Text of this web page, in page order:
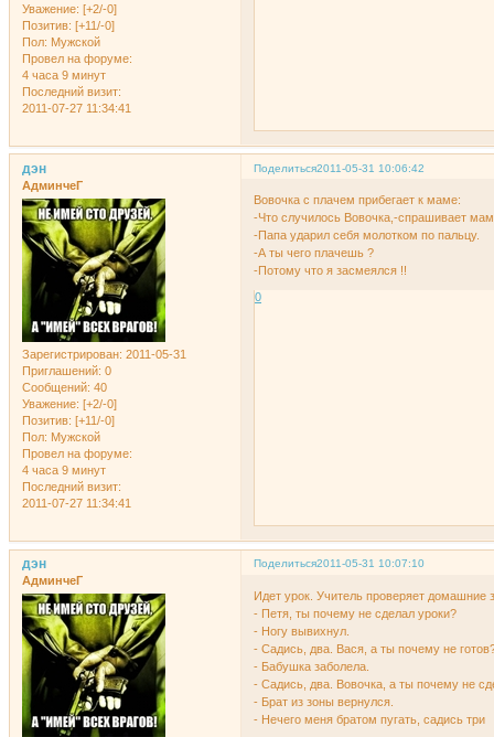
Уважение: [+2/-0]
Позитив: [+11/-0]
Пол: Мужской
Провел на форуме:
4 часа 9 минут
Последний визит:
2011-07-27 11:34:41
Поделиться2011-05-31 10:06:42
дэн
АдминчеГ
Зарегистрирован: 2011-05-31
Приглашений: 0
Сообщений: 40
Уважение: [+2/-0]
Позитив: [+11/-0]
Пол: Мужской
Провел на форуме:
4 часа 9 минут
Последний визит:
2011-07-27 11:34:41
Вовочка с плачем прибегает к маме:
-Что случилось Вовочка,-спрашивает
-Папа ударил себя молотком по пальцу.
-А ты чего плачешь ?
-Потому что я засмеялся !!
0
Поделиться2011-05-31 10:07:10
дэн
АдминчеГ
Идет урок. Учитель проверяет домашние
- Петя, ты почему не сделал уроки?
- Ногу вывихнул.
- Садись, два. Вася, а ты почему не
- Бабушка заболела.
- Садись, два. Вовочка, а ты почему не
- Брат из зоны вернулся.
- Нечего меня братом пугать, садись три